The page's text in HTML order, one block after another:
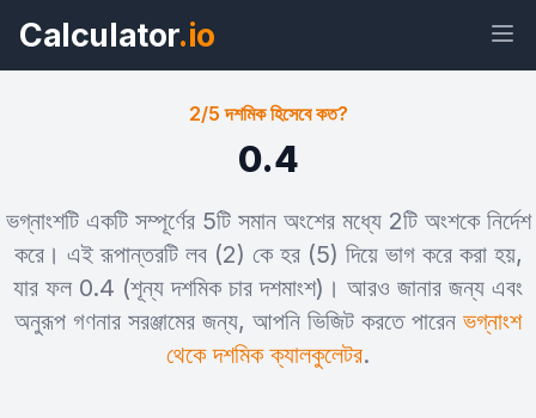
Calculator.io
প্রিভিউ 2/5 দশমিক হিসেবে কত? উইজেট
2/5 দশমিক হিসেবে কত?
0.4
ভগ্নাংশটি একটি সম্পূর্ণের 5টি সমান অংশের মধ্যে 2টি অংশকে নির্দেশ
করে। এই রূপান্তরটি লব (2) কে হর (5) দিয়ে ভাগ করে করা হয়,
যার ফল 0.4 (শূন্য দশমিক চার দশমাংশ)। আরও জানার জন্য এবং
অনুরূপ গণনার সরঞ্জামের জন্য, আপনি ভিজিট করতে পারেন ভগ্নাংশ
থেকে দশমিক ক্যালকুলেটর.